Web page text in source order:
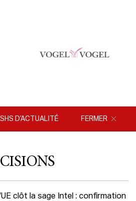
D’ACTUALITÉ FERMER
clôt la sage Intel : confirmation